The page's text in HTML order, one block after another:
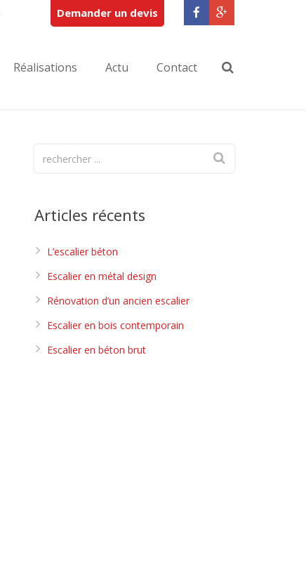
Demander un devis
Réalisations Actu Contact
Articles récents
L’escalier béton
Escalier en métal design
Rénovation d’un ancien escalier
Escalier en bois contemporain
Escalier en béton brut